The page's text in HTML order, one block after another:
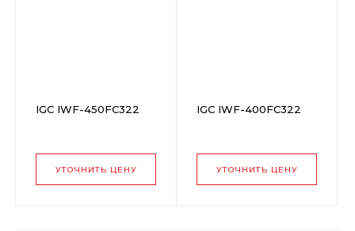
IGC IWF-450FC322
УТОЧНИТЬ ЦЕНУ
IGC IWF-400FC322
УТОЧНИТЬ ЦЕНУ